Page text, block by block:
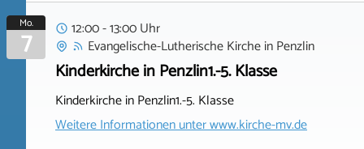
Mo.
7
12:00 - 13:00 Uhr
Evangelische-Lutherische KircheinPenzlin
Kinderkirche in Penzlin1.-5. Klasse
Kinderkirche in Penzlin1.-5. Klasse
Weitere Informationen unterwww.kirche-mv.de